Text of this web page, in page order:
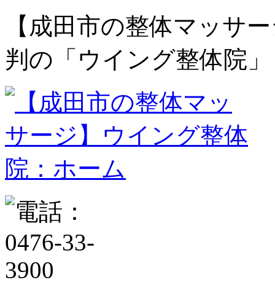
【成田市の整体マッサ
判の「ウイング整体院」